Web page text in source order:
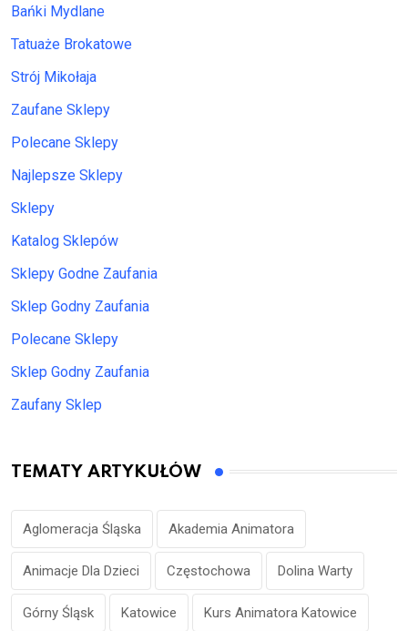
Bańki Mydlane
Tatuaże Brokatowe
Strój Mikołaja
Zaufane Sklepy
Polecane Sklepy
Najlepsze Sklepy
Sklepy
Katalog Sklepów
Sklepy Godne Zaufania
Sklep Godny Zaufania
Polecane Sklepy
Sklep Godny Zaufania
Zaufany Sklep
TEMATY ARTYKUŁÓW
Aglomeracja Śląska Akademia Animatora
Animacje Dla Dzieci Częstochowa Dolina Warty
Górny Śląsk Katowice Kurs Animatora Katowice